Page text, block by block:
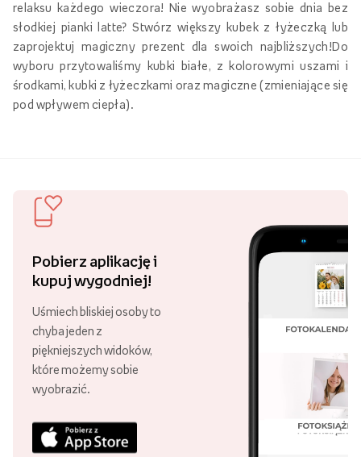
relaksu każdego wieczora! Nie wyobrażasz sobie dnia bez
słodkiej pianki latte? Stwórz większy kubek z łyżeczką lub
zaprojektuj magiczny prezent dla swoich najbliższych!Do
wyboru przytowaliśmy kubki białe, z kolorowymi uszami i
środkami, kubki z łyżeczkami oraz magiczne (zmieniające się
pod wpływem ciepła).
Pobierz aplikację i
kupuj wygodniej!
Uśmiech bliskiej osoby to
chyba jeden z
piękniejszych widoków,
które możemy sobie
wyobrazić.